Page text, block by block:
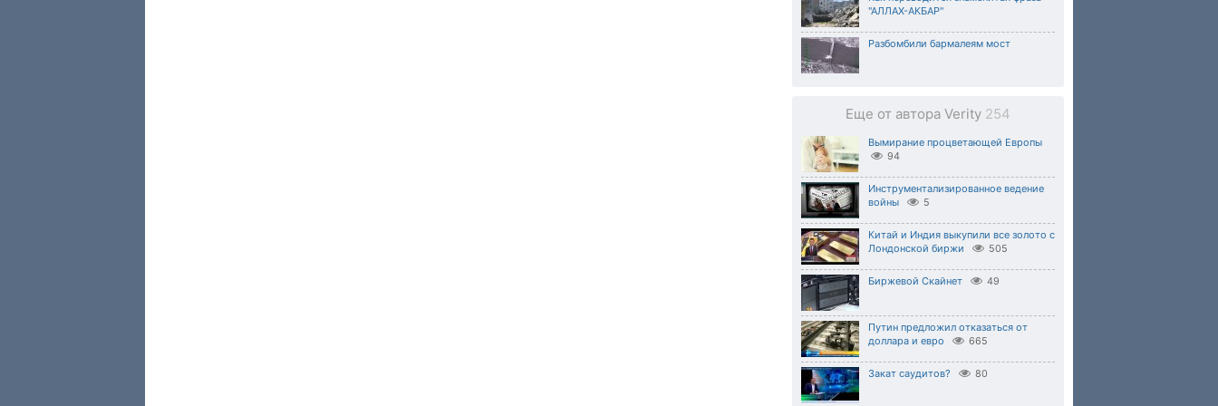
"АЛЛАХ-АКБАР"
Разбомбили бармалеям мост
Еще от автора Verity 254
Вымирание процветающей Европы
94
Инструментализированное ведение
войны
5
Китай и Индия выкупили все золото с
Лондонской биржи
505
Биржевой Скайнет 49
Путин предложил отказаться от
доллара и евро
665
Закат саудитов? 80